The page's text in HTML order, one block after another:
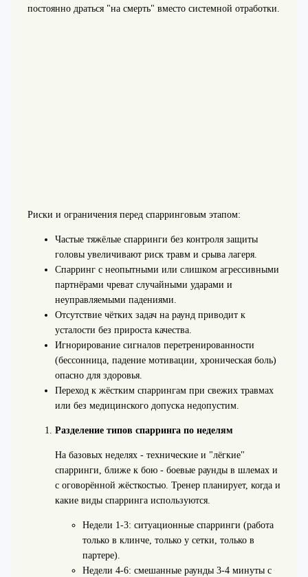
постоянно драться "на смерть" вместо системной отработки.
Риски и ограничения перед спарринговым этапом:
Частые тяжёлые спарринги без контроля защиты
головы увеличивают риск травм и срыва лагеря.
Спарринг с неопытными или слишком агрессивными
партнёрами чреват случайными ударами и
неуправляемыми падениями.
Отсутствие чётких задач на раунд приводит к
усталости без прироста качества.
Игнорирование сигналов перетренированности
(бессонница, падение мотивации, хроническая боль)
опасно для здоровья.
Переход к жёстким спаррингам при свежих травмах
или без медицинского допуска недопустим.
Разделение типов спарринга по неделям
На базовых неделях - технические и "лёгкие"
спарринги, ближе к бою - боевые раунды в шлемах и
с оговорённой жёсткостью. Тренер планирует, когда и
какие виды спарринга используются.
Недели 1-3: ситуационные спарринги (работа
только в клинче, только у сетки, только в
партере).
Недели 4-6: смешанные раунды 3-4 минуты с